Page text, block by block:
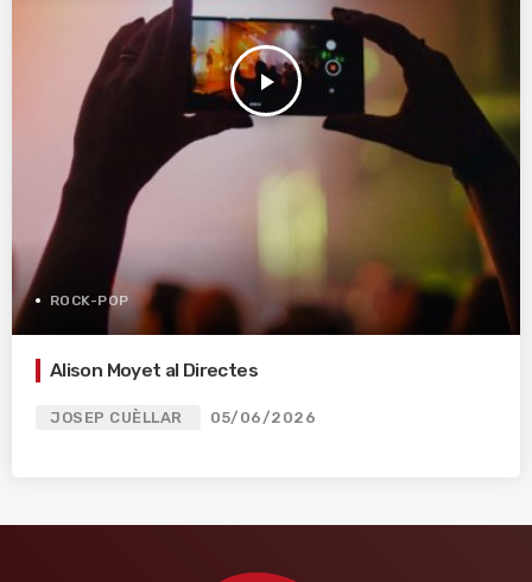
play_arrow
ROCK-POP
Alison Moyet al Directes
JOSEP CUÈLLAR 05/06/2026